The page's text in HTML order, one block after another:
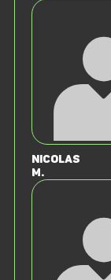
Nicolas
M.